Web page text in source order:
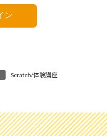
Scratch/体験講座